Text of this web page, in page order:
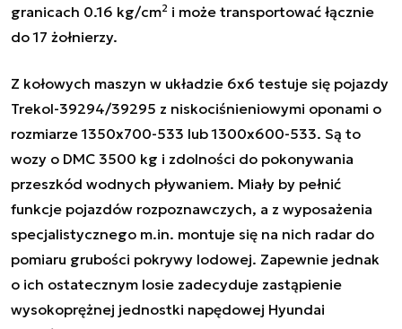
granicach 0.16 kg/cm2 i może transportować łącznie
do 17 żołnierzy.
Z kołowych maszyn w układzie 6x6 testuje się pojazdy
Trekol-39294/39295 z niskociśnieniowymi oponami o
rozmiarze 1350x700-533 lub 1300x600-533. Są to
wozy o DMC 3500 kg i zdolności do pokonywania
przeszkód wodnych pływaniem. Miały by pełnić
funkcje pojazdów rozpoznawczych, a z wyposażenia
specjalistycznego m.in. montuje się na nich radar do
pomiaru grubości pokrywy lodowej. Zapewnie jednak
o ich ostatecznym losie zadecyduje zastąpienie
wysokoprężnej jednostki napędowej Hyundai